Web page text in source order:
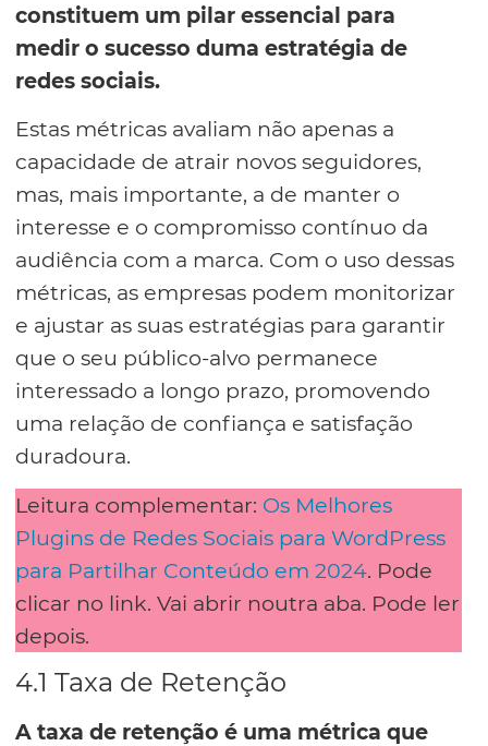
constituem um pilar essencial para
medir o sucesso duma estratégia de
redes sociais.
Estas métricas avaliam não apenas a
capacidade de atrair novos seguidores,
mas, mais importante, a de manter o
interesse e o compromisso contínuo da
audiência com a marca. Com o uso dessas
métricas, as empresas podem monitorizar
e ajustar as suas estratégias para garantir
que o seu público-alvo permanece
interessado a longo prazo, promovendo
uma relação de confiança e satisfação
duradoura.
Leitura complementar: Os Melhores
Plugins de Redes Sociais para WordPress
para Partilhar Conteúdo em 2024. Pode
clicar no link. Vai abrir noutra aba. Pode ler
depois.
4.1 Taxa de Retenção
A taxa de retenção é uma métrica que